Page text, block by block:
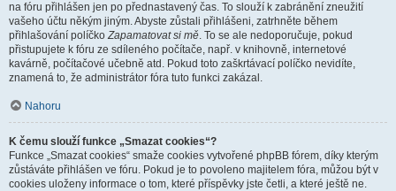
na fóru přihlášen jen po přednastavený čas. To slouží k zabránění zneužití
vašeho účtu někým jiným. Abyste zůstali přihlášeni, zatrhněte během
přihlašování políčkoZapamatovat si mě. To se ale nedoporučuje, pokud
přistupujete k fóru ze sdíleného počítače, např. v knihovně, internetové
kavárně, počítačové učebně atd. Pokud toto zaškrtávací políčko nevidíte,
znamená to, že administrátor fóra tuto funkci zakázal.
Nahoru
K čemu slouží funkce „Smazat cookies“?
Funkce „Smazat cookies“ smaže cookies vytvořené phpBB fórem, díky kterým
zůstáváte přihlášen ve fóru. Pokud je to povoleno majitelem fóra, můžou být v
cookies uloženy informace o tom, které příspěvky jste četli, a které ještě ne.